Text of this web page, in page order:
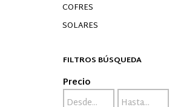
COFRES
SOLARES
FILTROS BÚSQUEDA
Precio